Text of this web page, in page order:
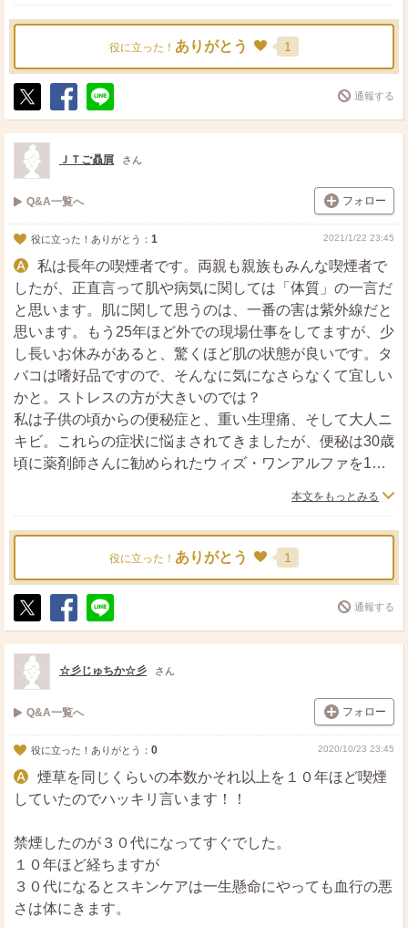
役に立った！ ありがとう 1
ポ
ス
ト
シ
ェ
送
る
通報する
ＪＴご贔屓 さん
Q&A一覧へ フォロー
役に立った！ありがとう： 1 2021/1/22 23:45
私は長年の喫煙者です。両親も親族もみんな喫煙者で
したが、正直言って肌や病気に関しては「体質」の一言だ
と思います。肌に関して思うのは、一番の害は紫外線だと
思います。もう25年ほど外での現場仕事をしてますが、少
し長いお休みがあると、驚くほど肌の状態が良いです。タ
バコは嗜好品ですので、そんなに気になさらなくて宜しい
かと。ストレスの方が大きいのでは？
私は子供の頃からの便秘症と、重い生理痛、そして大人ニ
キビ。これらの症状に悩まされてきましたが、便秘は30歳
頃に薬剤師さんに勧められたウィズ・ワンアルファを1日1
生理痛は、やはり25歳くらいの時に漢方医の診断でむくみ
解消の漢方薬を処方されて改善しました。大人ニキビが一
番厄介でしたでしょうか。色々試して悩みましたが、結局
私の肌は年相応だと思いますが、毛穴の悩みで云うとしっ
かり保湿できる化粧水をお探しになられてはいかがでしょ
ばありますので、スキンチェッカーを入手してみるのも手
かと思います。鼻の頭は分かりませんが、頬は保湿しまし
たらなめらかになりますよ。
本文をもっとみる
役に立った！ ありがとう 1
ポ
ス
ト
シ
ェ
送
る
通報する
☆彡じゅちか☆彡 さん
Q&A一覧へ フォロー
役に立った！ありがとう： 0 2020/10/23 23:45
煙草を同じくらいの本数かそれ以上を１０年ほど喫煙
していたのでハッキリ言います！！
禁煙したのが３０代になってすぐでした。
１０年ほど経ちますが
３０代になるとスキンケアは一生懸命にやっても血行の悪
さは体にきます。